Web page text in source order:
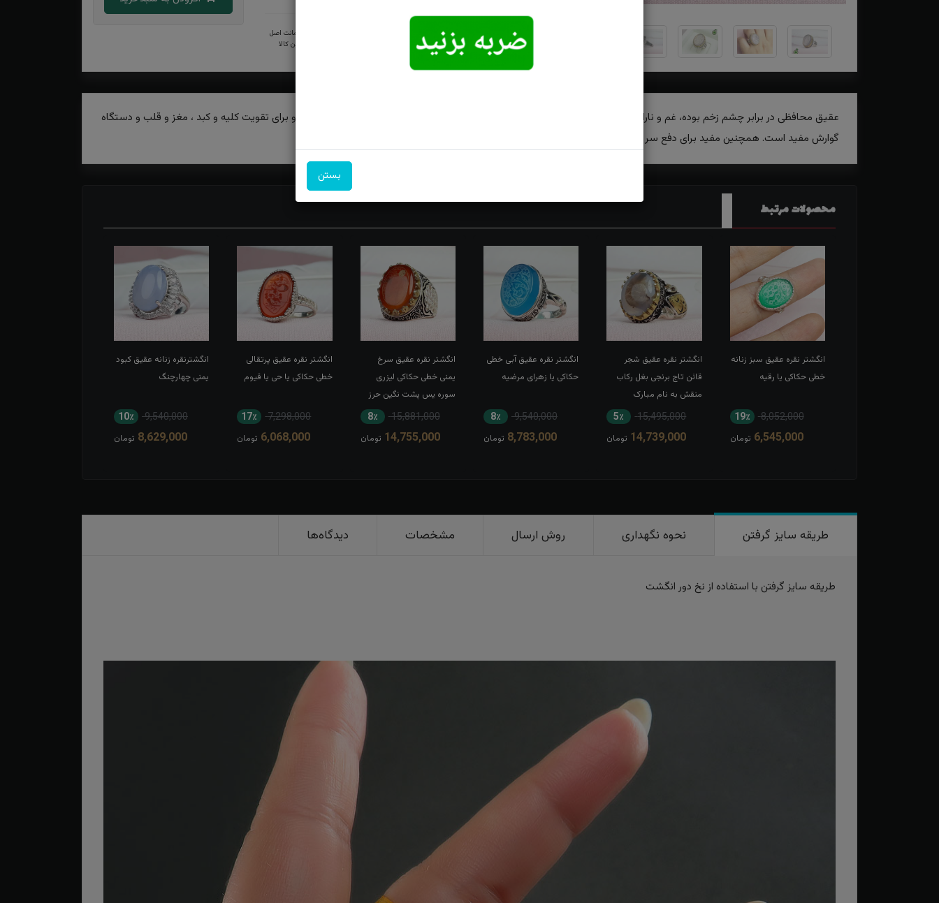
امکان پرداخت
در محل
ضمانت اصل
بودن کالا
عقیق محافظی در برابر چشم زخم بوده، غم و ناراحتی‌ها را دور می کند. خواص و فواید جسمی سنگ عقیق: عقیق معده را تقویت کرده و برای تقویت کلیه و کبد ، مغز و قلب و دستگاه
گوارش مفید است. همچنین مفید برای دفع سر درد و گرفتاری‌های عضلانی و خستگی چشمها است و مناسب دوران بارداری می‌باشد.
محصولات مرتبط
انگشتر نقره عقیق سبز زنانه
خطی حکاکی یا رقیه
8,052,000 19٪
6,545,000 تومان
انگشتر نقره عقیق شجر
قائن تاج برنجی بغل رکاب
منقش به نام مبارک
امیرالمومنین
15,495,000 5٪
14,739,000 تومان
انگشتر نقره عقیق آبی خطی
حکاکی یا زهرای مرضیه
9,540,000 8٪
8,783,000 تومان
انگشتر نقره عقیق سرخ
یمنی خطی حکاکی لیزری
سوره یس پشت نگین حرز
کبیر امام جواد(ع) رکاب تاج
برنجی بغل طرح ضریح
15,881,000 8٪
14,755,000 تومان
انگشتر نقره عقیق پرتقالی
خطی حکاکی یا حی یا قیوم
7,298,000 17٪
6,068,000 تومان
انگشترنقره زنانه عقیق کبود
یمنی چهارچنگ
9,540,000 10٪
8,629,000 تومان
طریقه سایز گرفتن نحوه نگهداری روش ارسال مشخصات دیدگاه‌ها
طریقه سایز گرفتن با استفاده از نخ دور انگشت
بستن